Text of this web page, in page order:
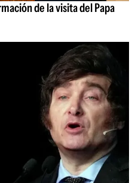
de la visita del Papa